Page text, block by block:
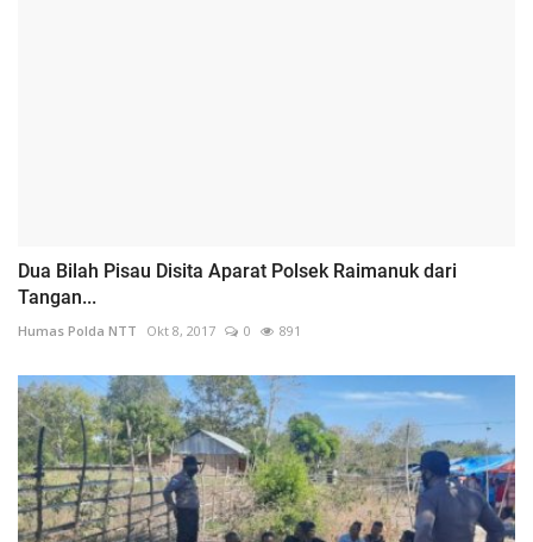
Dua Bilah Pisau Disita Aparat Polsek Raimanuk dari
Tangan...
Humas Polda NTT Okt 8, 2017 0 891